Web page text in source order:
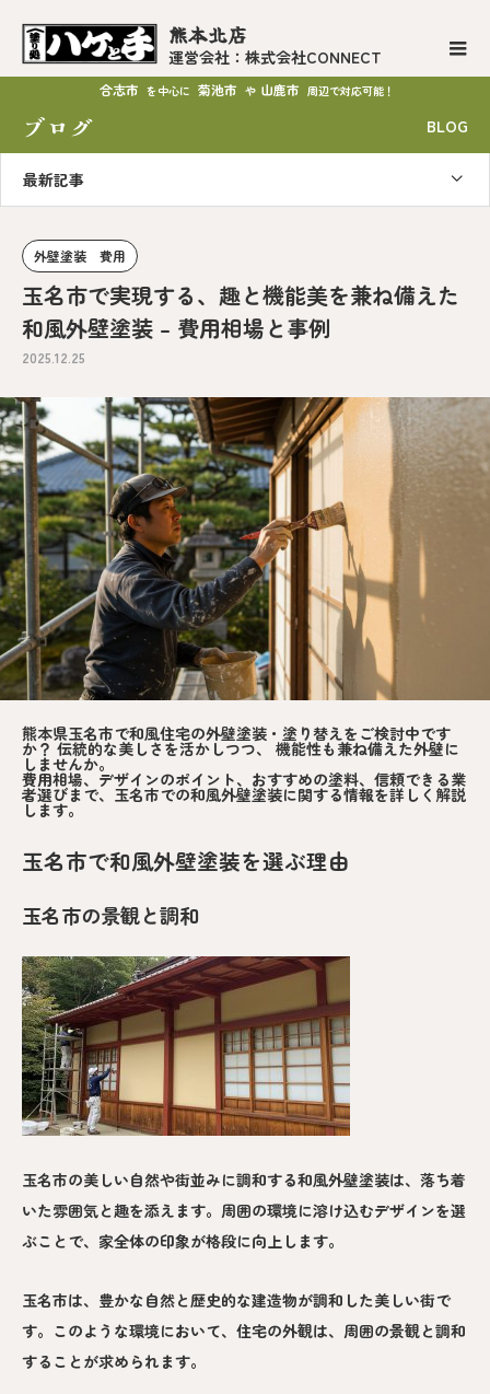
熊本北店
運営会社：株式会社CONNECT
合志市 を中心に 菊池市 や 山鹿市 周辺で対応可能！
ブログ BLOG
最新記事
外壁塗装 費用
玉名市で実現する、趣と機能美を兼ね備えた
和風外壁塗装 – 費用相場と事例
2025.12.25
熊本県玉名市で和風住宅の外壁塗装・塗り替えをご検討中です
か？ 伝統的な美しさを活かしつつ、 機能性も兼ね備えた外壁に
しませんか。
費用相場、デザインのポイント、おすすめの塗料、信頼できる業
者選びまで、玉名市での和風外壁塗装に関する情報を詳しく解説
します。
玉名市で和風外壁塗装を選ぶ理由
玉名市の景観と調和
玉名市の美しい自然や街並みに調和する和風外壁塗装は、落ち着
いた雰囲気と趣を添えます。周囲の環境に溶け込むデザインを選
ぶことで、家全体の印象が格段に向上します。
玉名市は、豊かな自然と歴史的な建造物が調和した美しい街で
す。このような環境において、住宅の外観は、周囲の景観と調和
することが求められます。